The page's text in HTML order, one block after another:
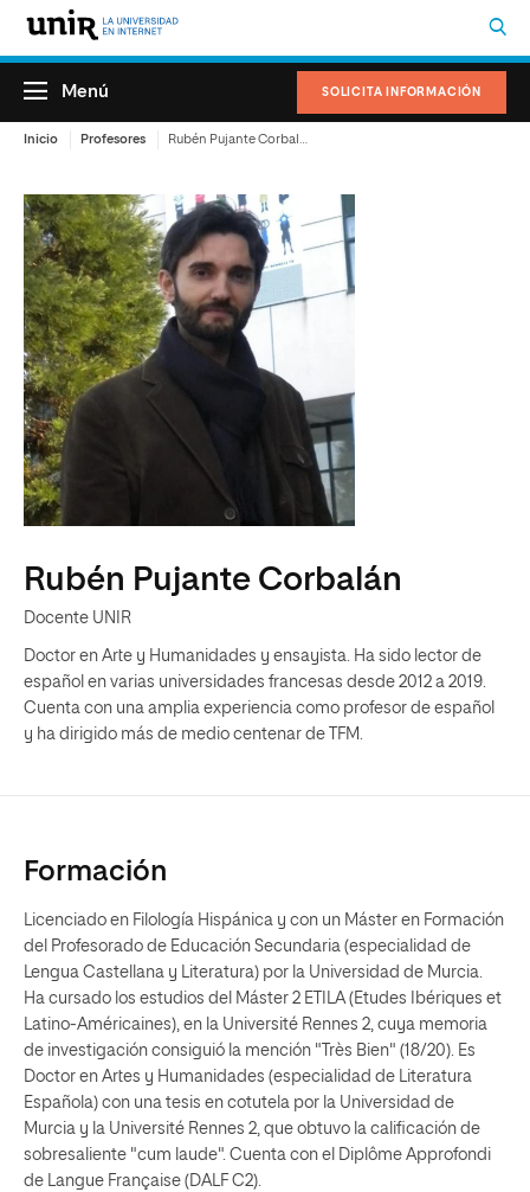
SOLICITA INFORMACIÓN
Menú
Inicio Profesores
Rubén Pujante Corbalán
Docente UNIR
Doctor en Arte y Humanidades y ensayista. Ha sido lector de
español en varias universidades francesas desde 2012 a 2019.
Cuenta con una amplia experiencia como profesor de español
y ha dirigido más de medio centenar de TFM.
Formación
Licenciado en Filología Hispánica y con un Máster en Formación
del Profesorado de Educación Secundaria (especialidad de
Lengua Castellana y Literatura) por la Universidad de Murcia.
Ha cursado los estudios del Máster 2 ETILA (Etudes Ibériques et
Latino-Américaines), en la Université Rennes 2, cuya memoria
de investigación consiguió la mención "Très Bien" (18/20). Es
Doctor en Artes y Humanidades (especialidad de Literatura
Española) con una tesis en cotutela por la Universidad de
Murcia y la Université Rennes 2, que obtuvo la calificación de
sobresaliente "cum laude". Cuenta con el Diplôme Approfondi
de Langue Française (DALF C2).